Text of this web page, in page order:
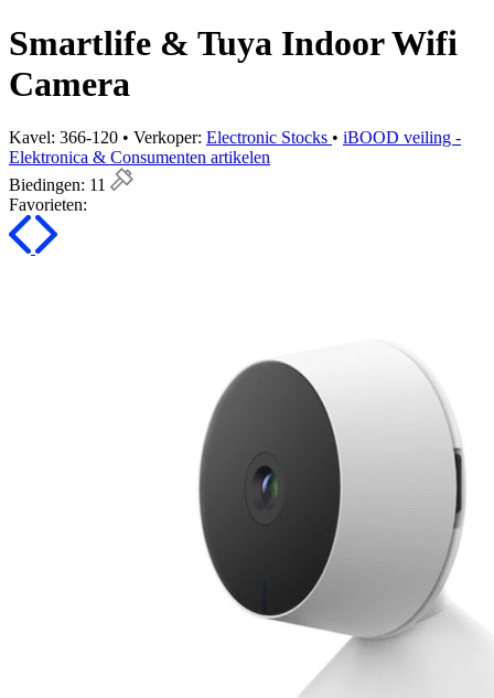
Smartlife & Tuya Indoor Wifi
Camera
Kavel: 366-120 • Verkoper: Electronic Stocks • iBOOD veiling -
Elektronica & Consumenten artikelen
Biedingen: 11
Favorieten: